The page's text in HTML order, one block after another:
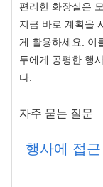
편리한 화장실은
지금 바로 계획을
게 활용하세요. 이
두에게 공평한 행
다.
자주 묻는 질문
행사에 접